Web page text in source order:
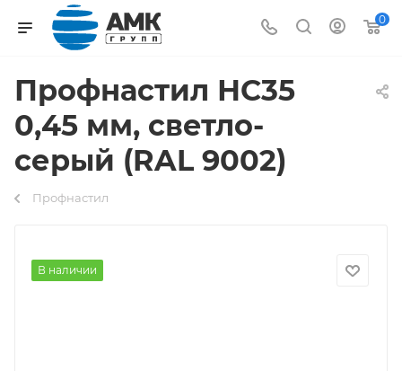
0
Профнастил НС35
0,45 мм, светло-
серый (RAL 9002)
Профнастил
В наличии